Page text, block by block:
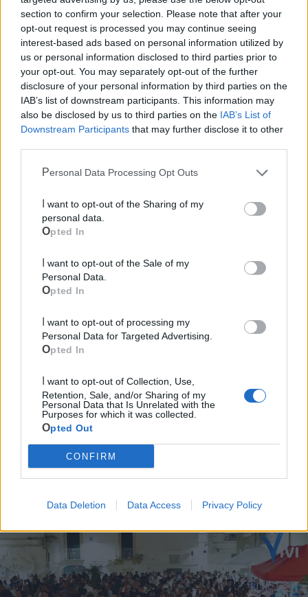
section to confirm your selection. Please note that after your
opt-out request is processed you may continue seeing
interest-based ads based on personal information utilized by
us or personal information disclosed to third parties prior to
your opt-out. You may separately opt-out of the further
disclosure of your personal information by third parties on the
IAB’s list of downstream participants. This information may
also be disclosed by us to third parties on the IAB’s List of
Downstream Participants that may further disclose it to other
Personal Data Processing Opt Outs
personal data.
Opted In
Personal Data.
Opted In
Personal Data for Targeted Advertising.
Opted In
Retention, Sale, and/or Sharing of my
Personal Data that Is Unrelated with the
Purposes for which it was collected.
Opted Out
CONFIRM
Data Deletion Data Access Privacy Policy
Mondo CIA
Cia Agricoltori Italiani | Puglia - Area Due
Mari
Due Mari
Le ultime notizie di Castellaneta